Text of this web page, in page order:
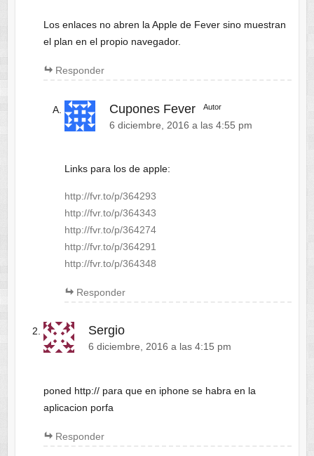
Los enlaces no abren la Apple de Fever sino muestran
el plan en el propio navegador.
Responder
Cupones Fever Autor
6 diciembre, 2016 a las 4:55 pm
Links para los de apple:
http://fvr.to/p/364293
http://fvr.to/p/364343
http://fvr.to/p/364274
http://fvr.to/p/364291
http://fvr.to/p/364348
Responder
Sergio
6 diciembre, 2016 a las 4:15 pm
poned http:// para que en iphone se habra en la
aplicacion porfa
Responder